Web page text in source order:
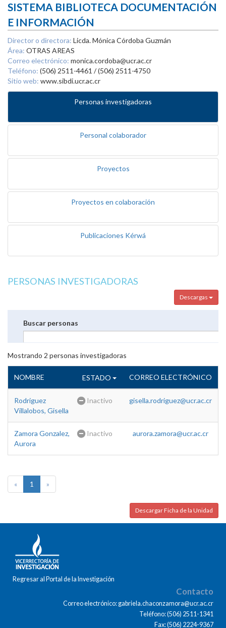
SISTEMA BIBLIOTECA DOCUMENTACIÓN
E INFORMACIÓN
Director o directora: Licda. Mónica Córdoba Guzmán
Área: OTRAS AREAS
Correo electrónico: monica.cordoba@ucr.ac.cr
Teléfono: (506) 2511-4461 / (506) 2511-4750
Sitio web: www.sibdi.ucr.ac.cr
Personas investigadoras
Personal colaborador
Proyectos
Proyectos en colaboración
Publicaciones Kérwá
PERSONAS INVESTIGADORAS
Descargas
Buscar personas
Mostrando 2 personas investigadoras
NOMBRE ESTADO CORREO ELECTRÓNICO
Rodriguez
Villalobos, Gisella
Inactivo gisella.rodriguez@ucr.ac.cr
Zamora Gonzalez,
Aurora
Inactivo aurora.zamora@ucr.ac.cr
« 1 »
Descargar Ficha de la Unidad
Regresar al Portal de la Investigación
Contacto
Correo electrónico: gabriela.chaconzamora@ucr.ac.cr
Teléfono: (506) 2511-1341
Fax: (506) 2224-9367